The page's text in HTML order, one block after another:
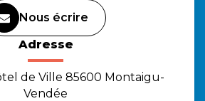
Nous écrire
Adresse
de Ville 85600 Montaigu-
Vendée